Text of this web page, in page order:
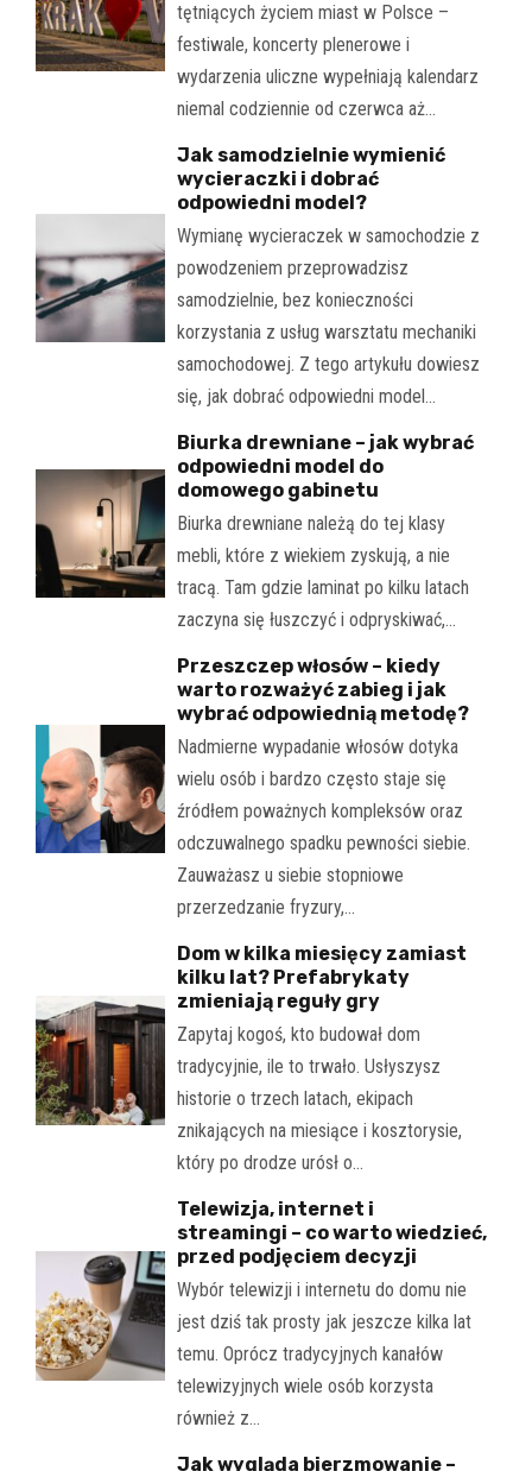
tętniących życiem miast w Polsce –
festiwale, koncerty plenerowe i
wydarzenia uliczne wypełniają kalendarz
niemal codziennie od czerwca aż…
Jak samodzielnie wymienić
wycieraczki i dobrać
odpowiedni model?
Wymianę wycieraczek w samochodzie z
powodzeniem przeprowadzisz
samodzielnie, bez konieczności
korzystania z usług warsztatu mechaniki
samochodowej. Z tego artykułu dowiesz
się, jak dobrać odpowiedni model…
Biurka drewniane – jak wybrać
odpowiedni model do
domowego gabinetu
Biurka drewniane należą do tej klasy
mebli, które z wiekiem zyskują, a nie
tracą. Tam gdzie laminat po kilku latach
zaczyna się łuszczyć i odpryskiwać,…
Przeszczep włosów – kiedy
warto rozważyć zabieg i jak
wybrać odpowiednią metodę?
Nadmierne wypadanie włosów dotyka
wielu osób i bardzo często staje się
źródłem poważnych kompleksów oraz
odczuwalnego spadku pewności siebie.
Zauważasz u siebie stopniowe
przerzedzanie fryzury,…
Dom w kilka miesięcy zamiast
kilku lat? Prefabrykaty
zmieniają reguły gry
Zapytaj kogoś, kto budował dom
tradycyjnie, ile to trwało. Usłyszysz
historie o trzech latach, ekipach
znikających na miesiące i kosztorysie,
który po drodze urósł o…
Telewizja, internet i
streamingi – co warto wiedzieć,
przed podjęciem decyzji
Wybór telewizji i internetu do domu nie
jest dziś tak prosty jak jeszcze kilka lat
temu. Oprócz tradycyjnych kanałów
telewizyjnych wiele osób korzysta
również z…
Jak wygląda bierzmowanie –